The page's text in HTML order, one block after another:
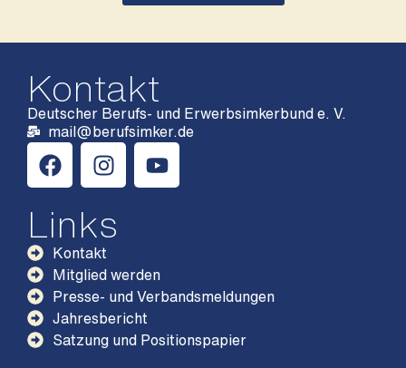
Kontakt
Deutscher Berufs- und Erwerbsimkerbund e. V.
mail@berufsimker.de
Links
Kontakt
Mitglied werden
Presse- und Verbandsmeldungen
Jahresbericht
Satzung und Positionspapier